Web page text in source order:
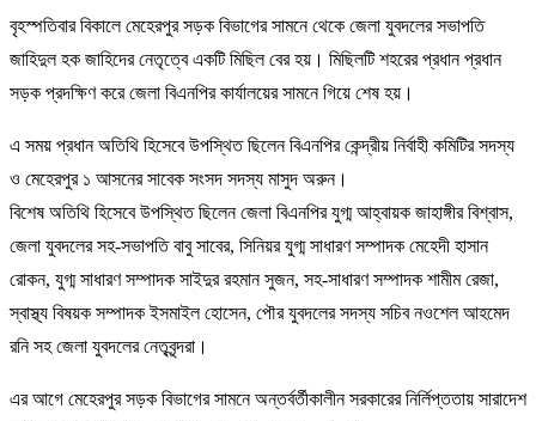
বৃহস্পতিবার বিকালে মেহেরপুর সড়ক বিভাগের সামনে থেকে জেলা যুবদলের সভাপতি
জাহিদুল হক জাহিদের নেতৃত্বে একটি মিছিল বের হয়। মিছিলটি শহরের প্রধান প্রধান
সড়ক প্রদক্ষিণ করে জেলা বিএনপির কার্যালয়ের সামনে গিয়ে শেষ হয়।
এ সময় প্রধান অতিথি হিসেবে উপস্থিত ছিলেন বিএনপির কেন্দ্রীয় নির্বাহী কমিটির সদস্য
ও মেহেরপুর ১ আসনের সাবেক সংসদ সদস্য মাসুদ অরুন।
বিশেষ অতিথি হিসেবে উপস্থিত ছিলেন জেলা বিএনপির যুগ্ম আহ্বায়ক জাহাঙ্গীর বিশ্বাস,
জেলা যুবদলের সহ-সভাপতি বাবু সাবের, সিনিয়র যুগ্ম সাধারণ সম্পাদক মেহেদী হাসান
রোকন, যুগ্ম সাধারণ সম্পাদক সাইদুর রহমান সুজন, সহ-সাধারণ সম্পাদক শামীম রেজা,
স্বাস্থ্য বিষয়ক সম্পাদক ইসমাইল হোসেন, পৌর যুবদলের সদস্য সচিব নওশেল আহমেদ
রনি সহ জেলা যুবদলের নেতৃবৃন্দরা।
এর আগে মেহেরপুর সড়ক বিভাগের সামনে অন্তর্বর্তীকালীন সরকারের নির্লিপ্ততায় সারাদেশ